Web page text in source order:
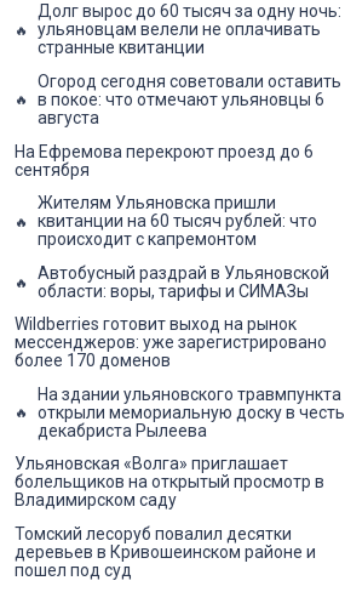
Долг вырос до 60 тысяч за одну ночь:
ульяновцам велели не оплачивать
странные квитанции
Огород сегодня советовали оставить
в покое: что отмечают ульяновцы 6
августа
На Ефремова перекроют проезд до 6
сентября
Жителям Ульяновска пришли
квитанции на 60 тысяч рублей: что
происходит с капремонтом
Автобусный раздрай в Ульяновской
области: воры, тарифы и СИМАЗы
Wildberries готовит выход на рынок
мессенджеров: уже зарегистрировано
более 170 доменов
На здании ульяновского травмпункта
открыли мемориальную доску в честь
декабриста Рылеева
Ульяновская «Волга» приглашает
болельщиков на открытый просмотр в
Владимирском саду
Томский лесоруб повалил десятки
деревьев в Кривошеинском районе и
пошел под суд